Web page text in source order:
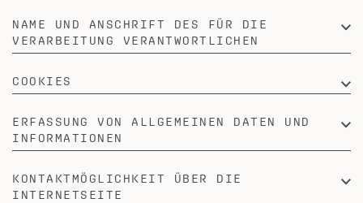
NAME UND ANSCHRIFT DES FÜR DIE
VERARBEITUNG VERANTWORTLICHEN
COOKIES
ERFASSUNG VON ALLGEMEINEN DATEN UND
INFORMATIONEN
KONTAKTMÖGLICHKEIT ÜBER DIE
INTERNETSEITE